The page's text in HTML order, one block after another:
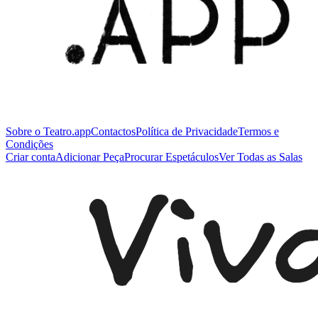
Sobre o Teatro.appContactosPolítica de PrivacidadeTermos e
Condições
Criar contaAdicionar PeçaProcurar EspetáculosVer Todas as Salas